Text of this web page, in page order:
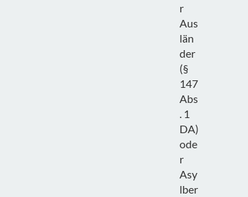
r
Aus
län
der
(§
147
Abs
. 1
DA)
ode
r
Asy
lber